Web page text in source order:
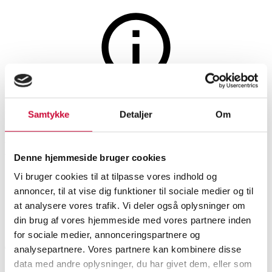
Samtykke Detaljer Om
Denne hjemmeside bruger cookies
Vi bruger cookies til at tilpasse vores indhold og
annoncer, til at vise dig funktioner til sociale medier og til
at analysere vores trafik. Vi deler også oplysninger om
din brug af vores hjemmeside med vores partnere inden
for sociale medier, annonceringspartnere og
analysepartnere. Vores partnere kan kombinere disse
data med andre oplysninger, du har givet dem, eller som
Korpus
Auktionen er afsluttet
Svend Weinrauch for
Hingelberg. Vase af sterling
sølv nr. 39402
SHOWROOM
Aarhus
VURDERING
3.800
VARENUMMER
6540931